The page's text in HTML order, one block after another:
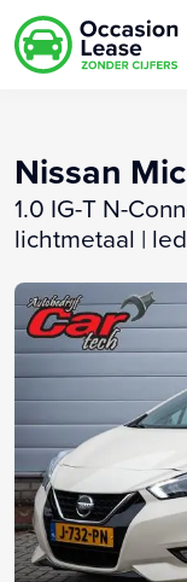
Nissan
1.0 IG-T N-
lichtmetaal |